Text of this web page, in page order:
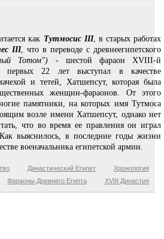
как Тутмосис III, в старых работах
III, что в переводе с древнеегипетского
Тотом") - шестой фараон XVIII-й
первых 22 лет выступал в качестве
и тетей, Хатшепсут, которая была
женщин-фараонов. От этого
памятники, на которых имя Тутмоса
возле имени Хатшепсут, однако нет
что во время ее правления он играл
выяснилось, в последние годы жизни
военачальника египетской армии.
Хронология
Династический Египет
XVIII Династия
Фараоны Древнего Египта